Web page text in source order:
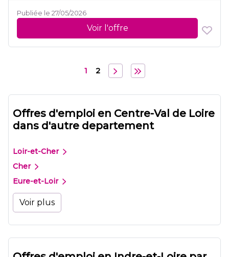
Publiée le 27/05/2026
Voir l'offre
1 2
Offres d'emploi en Centre-Val de Loire
dans d'autre departement
Loir-et-Cher
Cher
Eure-et-Loir
Voir plus